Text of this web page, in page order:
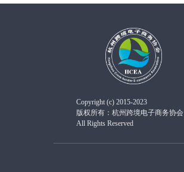
Copyright (c) 2015-2023
版权所有：杭州跨境电子商务协会
All Rights Reserved